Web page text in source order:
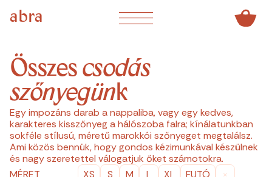
abra
Összes csodás
szőnyegünk
Egy impozáns darab a nappaliba, vagy egy kedves,
karakteres kisszőnyeg a hálószoba falra; kínálatunkban
sokféle stílusú, méretű marokkói szőnyeget megtalálsz.
Ami közös bennük, hogy gondos kézimunkával készülnek
és nagy szeretettel válogatjuk őket számotokra.
MÉRET
XS S M L XL FUTÓ
×